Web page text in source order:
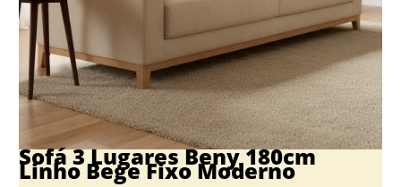
Sofá 3 Lugares Beny 180cm
Linho Bege Fixo Moderno